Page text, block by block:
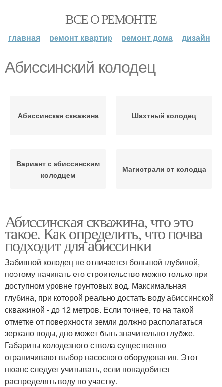
ВСЕ О РЕМОНТЕ
главная ремонт квартир ремонт дома дизайн
Абиссинский колодец
Абиссинская скважина Шахтный колодец
Вариант с абиссинским
колодцем
Магистрали от колодца
Абиссинская скважина, что это
такое. Как определить, что почва
подходит для абиссинки
Забивной колодец не отличается большой глубиной,
поэтому начинать его строительство можно только при
доступном уровне грунтовых вод. Максимальная
глубина, при которой реально достать воду абиссинской
скважиной - до 12 метров. Если точнее, то на такой
отметке от поверхности земли должно располагаться
зеркало воды, дно может быть значительно глубже.
Габариты колодезного ствола существенно
ограничивают выбор насосного оборудования. Этот
нюанс следует учитывать, если понадобится
распределять воду по участку.